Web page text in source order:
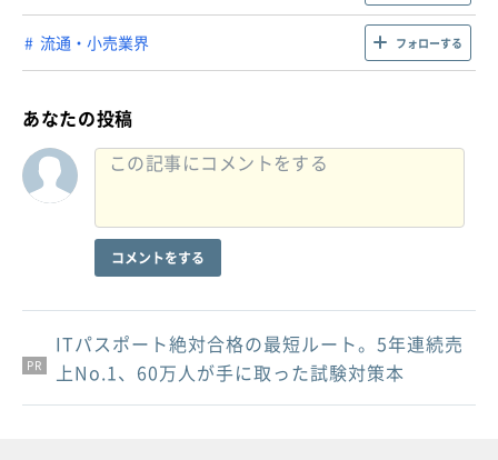
流通・小売業界 フォローする
あなたの投稿
コメントをする
PR
PR
PR
ITパスポート絶対合格の最短ルート。5年連続売
上No.1、60万人が手に取った試験対策本